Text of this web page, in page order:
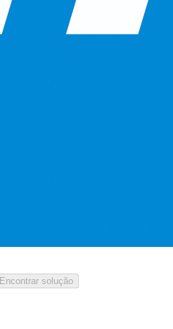
Encontrar solução